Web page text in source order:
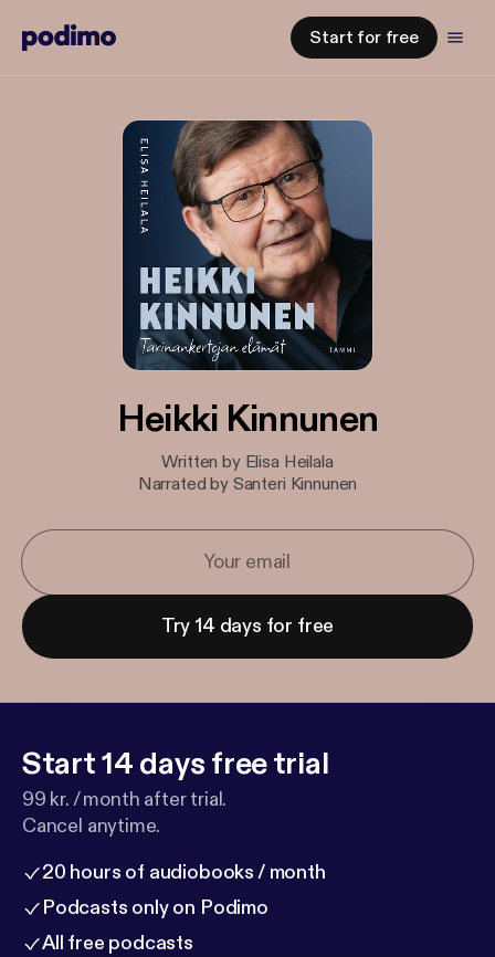
Start for free
Heikki Kinnunen
Written by Elisa Heilala
Narrated by Santeri Kinnunen
Try 14 days for free
Start 14 days free trial
99 kr. / month after trial.
Cancel anytime.
20 hours of audiobooks / month
Podcasts only on Podimo
All free podcasts